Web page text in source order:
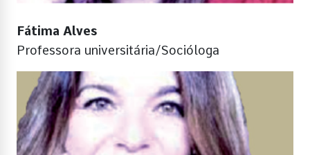
Fátima Alves
Professora universitária/Socióloga